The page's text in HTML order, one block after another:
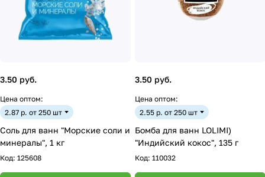
3.50 руб.
Цена оптом:
2.87 р. от 250 шт
Соль для ванн "Морские соли и
минералы", 1 кг
Код: 125608
3.50 руб.
Цена оптом:
2.55 р. от 250 шт
Бомба для ванн LOLIMI)
"Индийский кокос", 135 г
Код: 110032